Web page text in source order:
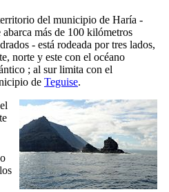
del municipio de Haría -
abarca más de 100 kilómetros
- está rodeada por tres lados,
norte y este con el océano
; al sur limita con el
de Teguise.